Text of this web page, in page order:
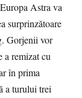
Astra va
surprinzătoare
Gorjenii vor
a remizat cu
în prima
a turului trei